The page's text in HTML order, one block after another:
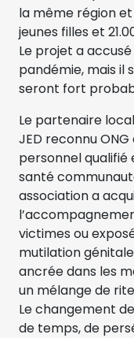
la même région
jeunes filles et
Le projet a
pandémie, mais il
seront fort
Le partenaire
JED reconnu ONG
personnel
santé
association a
victimes ou
mutilation
ancrée dans les
un mélange de
Le changement
de temps, de